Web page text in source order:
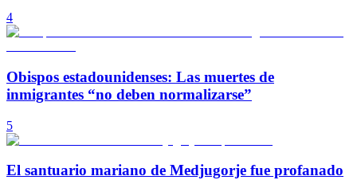
4
Obispos estadounidenses: Las muertes de
inmigrantes “no deben normalizarse”
5
El santuario mariano de Medjugorje fue profanado